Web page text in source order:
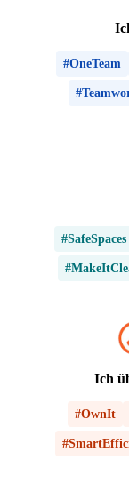
#OneTeam
#SafeSpaces
Ich
#OwnIt